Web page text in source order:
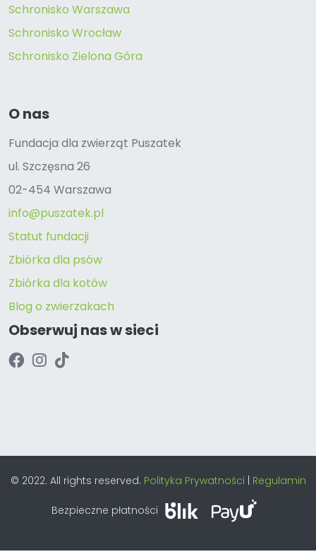
Schronisko Warszawa
Schronisko Wrocław
Schronisko Zielona Góra
O nas
Fundacja dla zwierząt Puszatek
ul. Szczęsna 26
02-454 Warszawa
info@puszatek.pl
Statut fundacji
Zbiórka dla psów
Zbiórka dla kotów
Blog o zwierzakach
Obserwuj nas w sieci
© 2022. All rights reserved. Polityka Prywatności | Regulamin
Bezpieczne płatności